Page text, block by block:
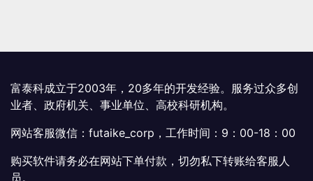
富泰科成立于2003年，20多年的开发经验。服务过众多创
业者、政府机关、事业单位、高校科研机构。
网站客服微信：futaike_corp，工作时间：9：00-18：00
购买软件请务必在网站下单付款，切勿私下转账给客服人
员。